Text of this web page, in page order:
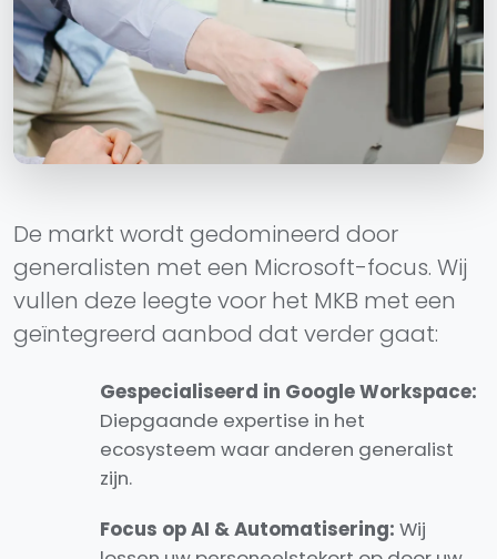
De markt wordt gedomineerd door
generalisten met een Microsoft-focus. Wij
vullen deze leegte voor het MKB met een
geïntegreerd aanbod dat verder gaat:
Gespecialiseerd in Google Workspace:
Diepgaande expertise in het
ecosysteem waar anderen generalist
zijn.
Focus op AI & Automatisering: Wij